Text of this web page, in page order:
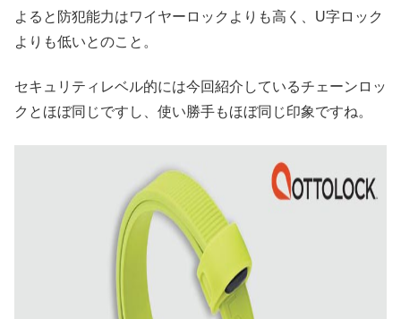
よると防犯能力はワイヤーロックよりも高く、U字ロック
よりも低いとのこと。
セキュリティレベル的には今回紹介しているチェーンロッ
クとほぼ同じですし、使い勝手もほぼ同じ印象ですね。